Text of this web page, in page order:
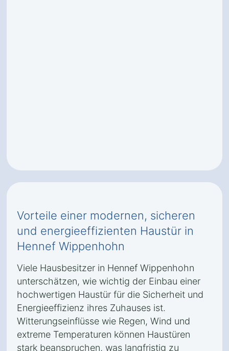
Vorteile einer modernen, sicheren
und energieeffizienten Haustür in
Hennef Wippenhohn
Viele Hausbesitzer in Hennef Wippenhohn
unterschätzen, wie wichtig der Einbau einer
hochwertigen Haustür für die Sicherheit und
Energieeffizienz ihres Zuhauses ist.
Witterungseinflüsse wie Regen, Wind und
extreme Temperaturen können Haustüren
stark beanspruchen, was langfristig zu